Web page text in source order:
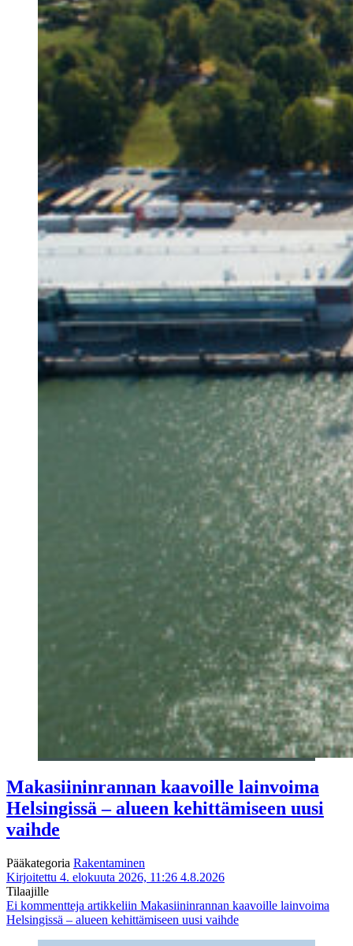
Makasiininrannan kaavoille lainvoima
Helsingissä – alueen kehittämiseen uusi
vaihde
Pääkategoria Rakentaminen
Kirjoitettu 4. elokuuta 2026, 11:26 4.8.2026
Tilaajille
Ei kommentteja artikkeliin Makasiininrannan kaavoille lainvoima
Helsingissä – alueen kehittämiseen uusi vaihde